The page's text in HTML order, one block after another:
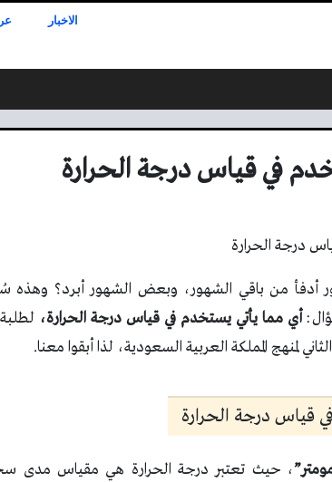
الاخبار
في قياس درجة الحرارة
من باقي الشهور، وبعض الشهور أبرد؟ وهذه
أي مما يأتي يستخدم في قياس درجة الحرارة،
لمنهج المملكة العربية السعودية، لذا أبقوا معنا.
قياس درجة الحرارة
، حيث تعتبر درجة الحرارة هي مقياس مدى